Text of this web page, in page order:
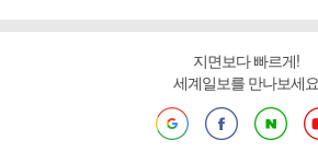
지면보다 빠르게!
세계일보를 만나보세요